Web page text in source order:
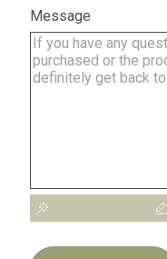
Message